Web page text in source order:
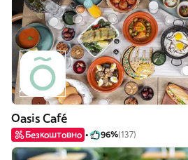
Oasis Café
Безкоштовно 96%(137)